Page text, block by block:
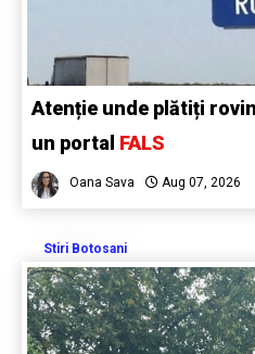
Atenție unde plătiți
un portal FALS
Oana Sava Aug 07, 2026
Stiri Botosani